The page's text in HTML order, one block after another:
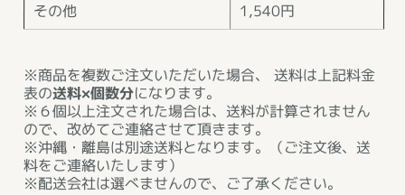
その他 1,540円
※商品を複数ご注文いただいた場合、 送料は上記料金
表の送料×個数分になります。
※６個以上注文された場合は、送料が計算されません
ので、改めてご連絡させて頂きます。
※沖縄・離島は別途送料となります。（ご注文後、送
料をご連絡いたします）
※配送会社は選べませんので、ご了承ください。